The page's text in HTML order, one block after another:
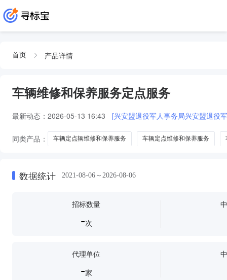
首页 产品详情
车辆维修和保养服务定点服务
最新动态： 2026-05-13 16:43 [兴安盟退役军人事务局兴安盟退役
同类产品： 车辆定点辆维修和保养服务 车辆定点维修和保养服务
数据统计 2021-08-06～2026-08-06
招标数量
-次
代理单位
-家